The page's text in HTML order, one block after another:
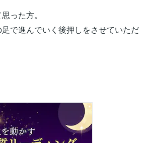
った方。
で進んでいく後押しをさせていただ